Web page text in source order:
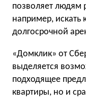
позволяет людям
например, искать
долгосрочной
«Домклик» от
выделяется
подходящее
квартиры, но и